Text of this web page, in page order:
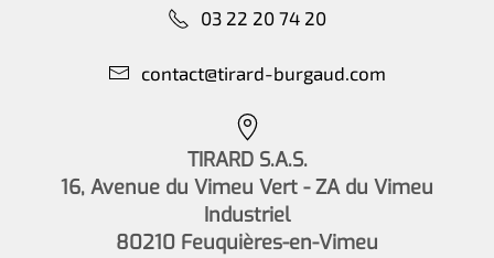
03 22 20 74 20
contact@tirard-burgaud.com
TIRARD S.A.S.
16, Avenue du Vimeu Vert - ZA du Vimeu
Industriel
80210 Feuquières-en-Vimeu